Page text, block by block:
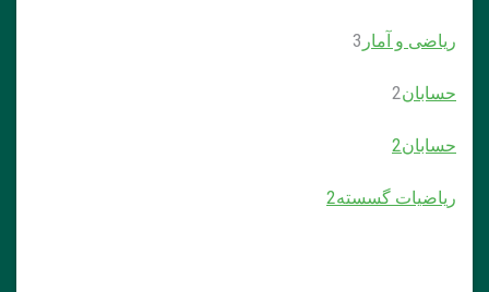
ریاضی و آمار 3
حسابان2
حسابان2
ریاضیات گسسته2